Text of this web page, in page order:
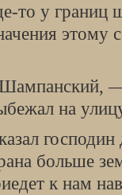
то у
этому
на
господин
больше
к нам